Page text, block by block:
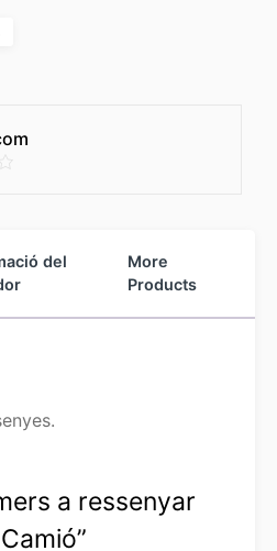
del
More
Products
a ressenyar